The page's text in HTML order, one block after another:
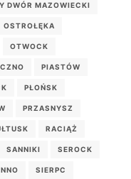
DWÓR MAZOWIECKI
OSTROŁĘKA
OTWOCK
PIASTÓW
PŁOŃSK
PRZASNYSZ
RACIĄŻ
SANNIKI SEROCK
SIERPC